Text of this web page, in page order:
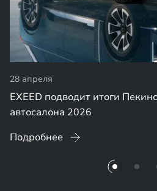
28 апреля
EXEED подводит итоги
автосалона 2026
Подробнее